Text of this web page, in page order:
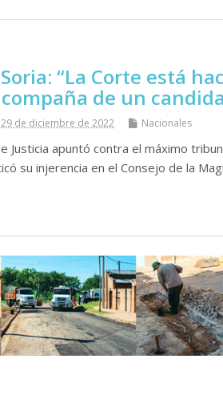
“La Corte está
de un
29 de diciembre de 2022 Nacionales
Justicia apuntó contra el máximo
su injerencia en el Consejo de la